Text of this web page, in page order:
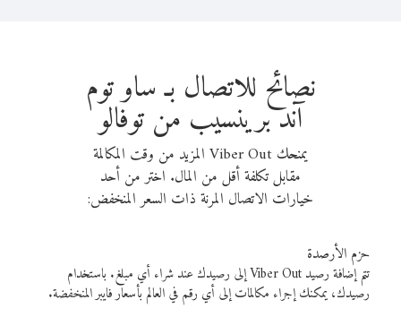
نصائح للاتصال بـ ساو توم
آند برينسيب من توفالو
يمنحك Viber Out المزيد من وقت المكالمة
مقابل تكلفة أقل من المال. اختر من أحد
خيارات الاتصال المرنة ذات السعر المنخفض:
حزم الأرصدة
تتم إضافة رصيد Viber Out إلى رصيدك عند شراء أي مبلغ. باستخدام
رصيدك، يمكنك إجراء مكالمات إلى أي رقم في العالم بأسعار فايبر المنخفضة.